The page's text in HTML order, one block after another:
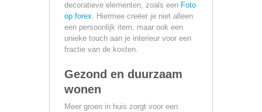
decoratieve elementen, zoals een Foto
op forex. Hiermee creëer je niet alleen
een persoonlijk item, maar ook een
unieke touch aan je interieur voor een
fractie van de kosten.
Gezond en duurzaam
wonen
Meer groen in huis zorgt voor een